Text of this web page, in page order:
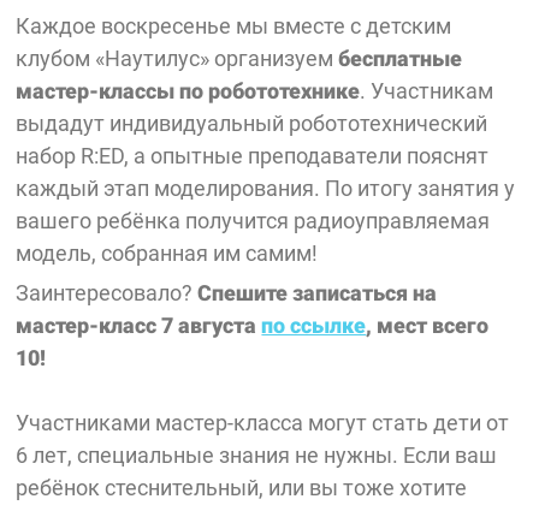
Каждое воскресенье мы вместе с детским
клубом «Наутилус» организуембесплатные
мастер-классы по робототехнике. Участникам
выдадут индивидуальный робототехнический
набор R:ED, а опытные преподаватели пояснят
каждый этап моделирования. По итогу занятия у
вашего ребёнка получится радиоуправляемая
модель, собранная им самим!
Заинтересовало? Спешите записаться на
мастер-класс 7 августапо ссылке, мест всего
10!
Участниками мастер-класса могут стать дети от
6 лет, специальные знания не нужны. Если ваш
ребёнок стеснительный, или вы тоже хотите